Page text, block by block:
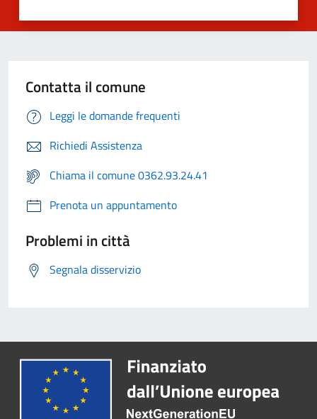
Contatta il comune
Leggi le domande frequenti
Richiedi Assistenza
Chiama il comune 0362.93.24.41
Prenota un appuntamento
Problemi in città
Segnala disservizio